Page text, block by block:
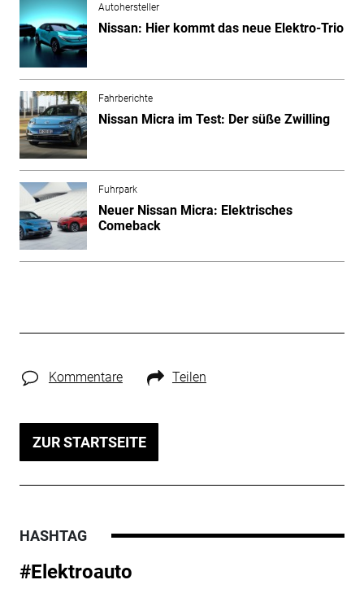
Autohersteller
Nissan: Hier kommt das neue Elektro-Trio
Fahrberichte
Nissan Micra im Test: Der süße Zwilling
Fuhrpark
Neuer Nissan Micra: Elektrisches
Comeback
Kommentare Teilen
ZUR STARTSEITE
HASHTAG
#Elektroauto